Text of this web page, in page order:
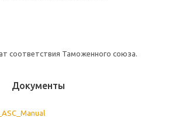
соответствия Таможенного союза.
Документы